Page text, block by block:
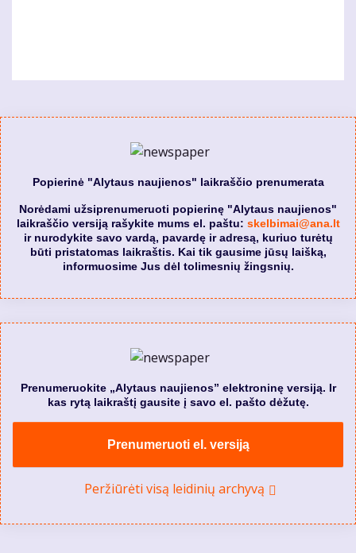
Popierinė "Alytaus naujienos" laikraščio prenumerata
Norėdami užsiprenumeruoti popierinę "Alytaus naujienos"
laikraščio versiją rašykite mums el. paštu: skelbimai@ana.lt
ir nurodykite savo vardą, pavardę ir adresą, kuriuo turėtų
būti pristatomas laikraštis. Kai tik gausime jūsų laišką,
informuosime Jus dėl tolimesnių žingsnių.
Prenumeruokite „Alytaus naujienos” elektroninę versiją. Ir
kas rytą laikraštį gausite į savo el. pašto dėžutę.
Prenumeruoti el. versiją
Peržiūrėti visą leidinių archyvą